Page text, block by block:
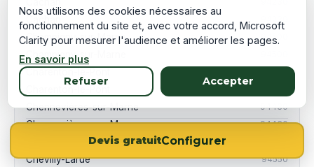
Cachan
Champigny-sur-Marne 94500
Champigny-sur-Marne
Charenton-le-Pont
Chennevières-sur-Marne 94430
Chennevières-sur-Marne 94430
Chevilly-Larue
Chevilly-Larue 94550
Devis gratuitConfigurer
Nous utilisons des cookies nécessaires au
fonctionnement du site et, avec votre accord, Microsoft
Clarity pour mesurer l'audience et améliorer les pages.
En savoir plus
Refuser Accepter